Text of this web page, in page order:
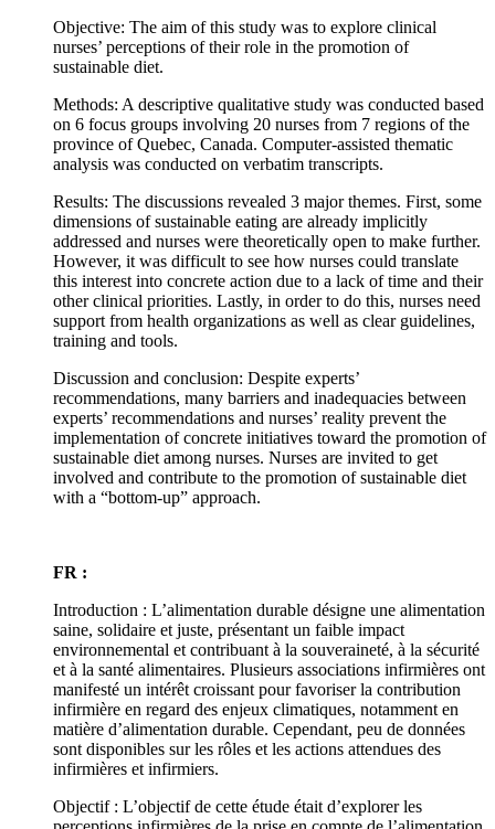
Objective: The aim of this study was to explore clinical
nurses’ perceptions of their role in the promotion of
sustainable diet.
Methods: A descriptive qualitative study was conducted based
on 6 focus groups involving 20 nurses from 7 regions of the
province of Quebec, Canada. Computer-assisted thematic
analysis was conducted on verbatim transcripts.
Results: The discussions revealed 3 major themes. First, some
dimensions of sustainable eating are already implicitly
addressed and nurses were theoretically open to make further.
However, it was difficult to see how nurses could translate
this interest into concrete action due to a lack of time and their
other clinical priorities. Lastly, in order to do this, nurses need
support from health organizations as well as clear guidelines,
training and tools.
Discussion and conclusion: Despite experts’
recommendations, many barriers and inadequacies between
experts’ recommendations and nurses’ reality prevent the
implementation of concrete initiatives toward the promotion of
sustainable diet among nurses. Nurses are invited to get
involved and contribute to the promotion of sustainable diet
with a “bottom-up” approach.
FR :
Introduction : L’alimentation durable désigne une alimentation
saine, solidaire et juste, présentant un faible impact
environnemental et contribuant à la souveraineté, à la sécurité
et à la santé alimentaires. Plusieurs associations infirmières ont
manifesté un intérêt croissant pour favoriser la contribution
infirmière en regard des enjeux climatiques, notamment en
matière d’alimentation durable. Cependant, peu de données
sont disponibles sur les rôles et les actions attendues des
infirmières et infirmiers.
Objectif : L’objectif de cette étude était d’explorer les